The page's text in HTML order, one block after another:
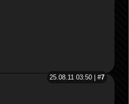
25.08.11 03:50 | #7